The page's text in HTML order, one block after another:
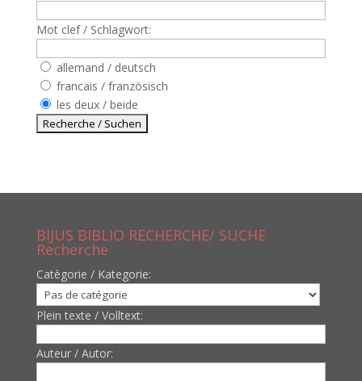
Mot clef / Schlagwort:
allemand / deutsch
francais / französisch
les deux / beide
BIJUS BIBLIO RECHERCHE/ SUCHE
Recherche
Catègorie / Kategorie:
Plein texte / Volltext:
Auteur / Autor: